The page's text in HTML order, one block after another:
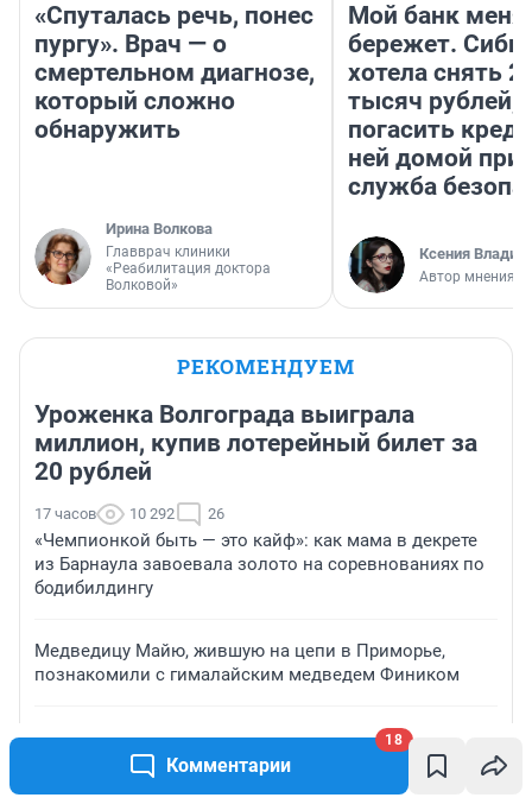
Комментарии
18
«Спуталась речь, понес
пургу». Врач — о
смертельном диагнозе,
который сложно
обнаружить
Ирина Волкова
Главврач клиники
«Реабилитация доктора
Волковой»
Мой банк меня
бережет.
хотела снять
тысяч рублей,
погасить
ней домой
служба
Ксения
Автор мнения
РЕКОМЕНДУЕМ
Уроженка Волгограда выиграла
миллион, купив лотерейный билет за
20 рублей
17 часов 10 292 26
«Чемпионкой быть — это кайф»: как мама в декрете
из Барнаула завоевала золото на соревнованиях по
бодибилдингу
Медведицу Майю, жившую на цепи в Приморье,
познакомили с гималайским медведем Фиником
Ковидные тайны из дневников Фаучи